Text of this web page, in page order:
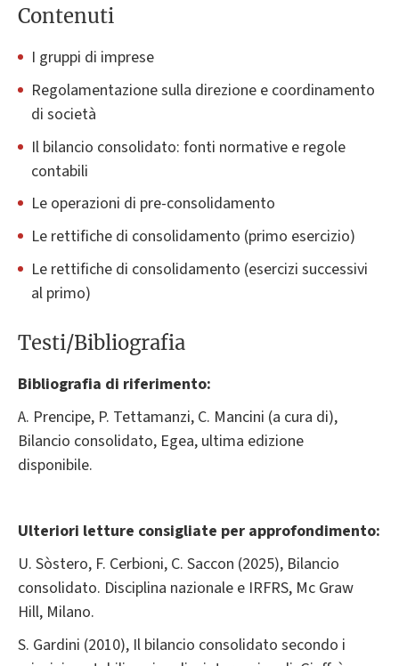
Contenuti
I gruppi di imprese
Regolamentazione sulla direzione e coordinamento
di società
Il bilancio consolidato: fonti normative e regole
contabili
Le operazioni di pre-consolidamento
Le rettifiche di consolidamento (primo esercizio)
Le rettifiche di consolidamento (esercizi successivi
al primo)
Testi/Bibliografia
Bibliografia di riferimento:
A. Prencipe, P. Tettamanzi, C. Mancini (a cura di),
Bilancio consolidato, Egea, ultima edizione
disponibile.
Ulteriori letture consigliate per approfondimento:
U. Sòstero, F. Cerbioni, C. Saccon (2025), Bilancio
consolidato. Disciplina nazionale e IRFRS, Mc Graw
Hill, Milano.
S. Gardini (2010), Il bilancio consolidato secondo i